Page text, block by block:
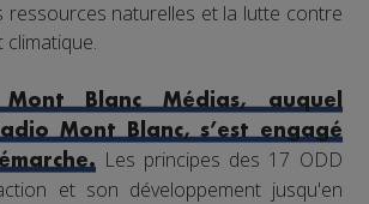
ressources naturelles et la lutte contre
Blanc Médias, auquel
Mont Blanc, s’est engagé
Les principes des 17 ODD
et son développement jusqu'en